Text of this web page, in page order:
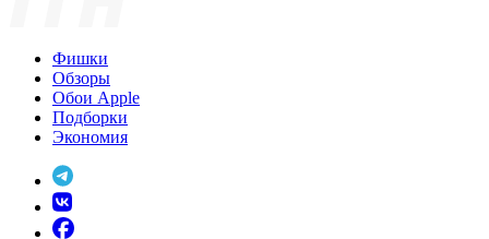
Фишки
Обзоры
Обои Apple
Подборки
Экономия